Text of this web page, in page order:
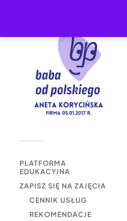
PLATFORMA
EDUKACYJNA
ZAPISZ SIĘ NA ZAJĘCIA
CENNIK USŁUG
REKOMENDACJE